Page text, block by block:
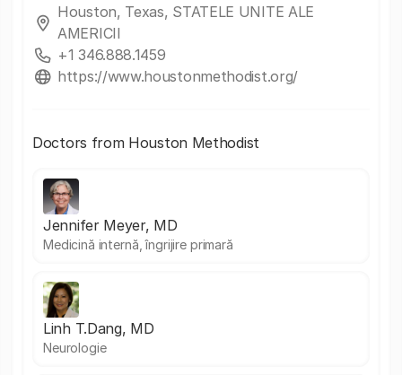
Houston, Texas, STATELE UNITE ALE
AMERICII
+1 346.888.1459
https://www.houstonmethodist.org/
Doctors from Houston Methodist
Jennifer Meyer, MD
Medicină internă, îngrijire primară
Linh T.Dang, MD
Neurologie